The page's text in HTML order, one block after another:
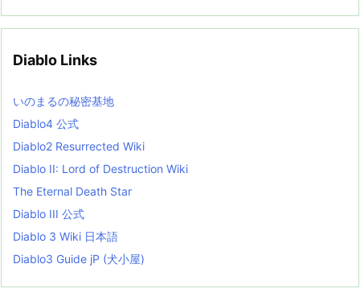
e
i
s
t
Diablo Links
いのまるの秘密基地
Diablo4 公式
Diablo2 Resurrected Wiki
Diablo II: Lord of Destruction Wiki
The Eternal Death Star
Diablo III 公式
Diablo 3 Wiki 日本語
Diablo3 Guide jP (犬小屋)